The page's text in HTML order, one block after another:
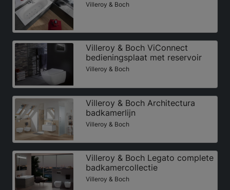
Villeroy & Boch
Villeroy & Boch ViConnect
bedieningsplaat met reservoir
Villeroy & Boch
Villeroy & Boch Architectura
badkamerlijn
Villeroy & Boch
Villeroy & Boch Legato complete
badkamercollectie
Villeroy & Boch